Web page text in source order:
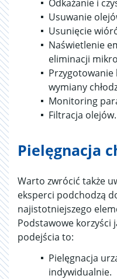
Odkażanie i
Usuwanie
Usunięcie
Naświetlenie
eliminacji
wymiany
Monitoring
Filtracja olejów.
Pielęgnacja
Warto zwrócić także
eksperci podchodzą
najistotniejszego
Podstawowe korzyści
podejścia to:
Pielęgnacja
indywidualnie.